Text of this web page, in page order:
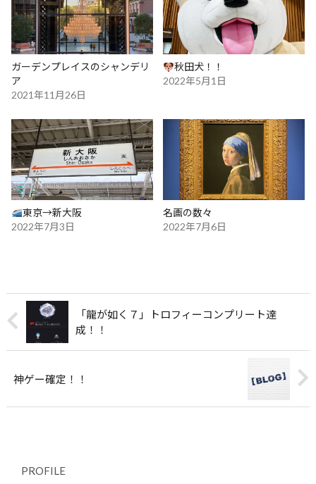
ガーデンプレイスのシャンデリ
ア
2021年11月26日
秋田犬！！
2022年5月1日
東京→新大阪
2022年7月3日
名画の数々
2022年7月6日
「龍が如く７」トロフィーコンプリート達
成！！
神ゲー確定！！
PROFILE